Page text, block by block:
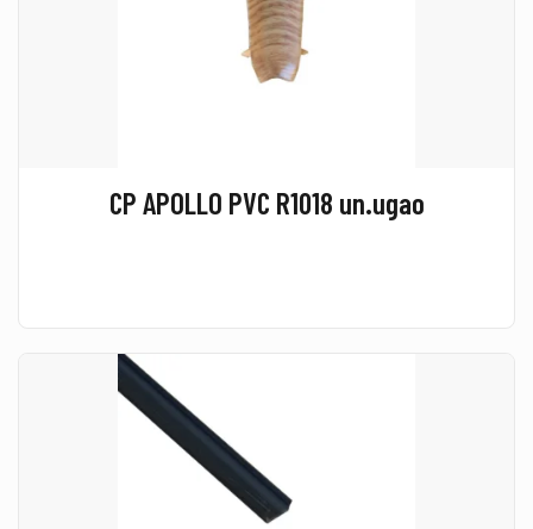
CP APOLLO PVC R1018 un.ugao